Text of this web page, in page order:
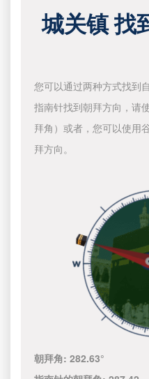
城关镇 找
您可以通过两种方式找到
指南针找到朝拜方向，请
拜角）或者，您可以使用
拜方向。
朝拜角:282.63°